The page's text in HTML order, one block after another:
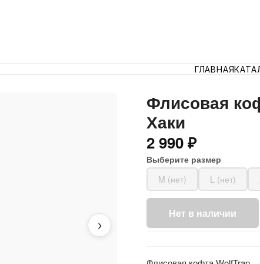
ГЛАВНАЯ
›
Флисовая
Хаки
2 990 ₽
Выберите размер
M (нет)
L (нет)
Нет в наличии